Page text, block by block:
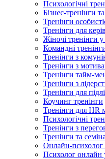
Психологічні
Бізнес-тренінги
Тренінги
Тренінги для
Жіночі тренінги
Командні
Тренінги з
Тренінги з
Тренінги тайм-
Тренінги з
Тренінги для
Коучинг тренінги
Тренінги для HR
Психологічні
Тренінги з
Тренінги та
Онлайн-психолог
Психолог онлайн